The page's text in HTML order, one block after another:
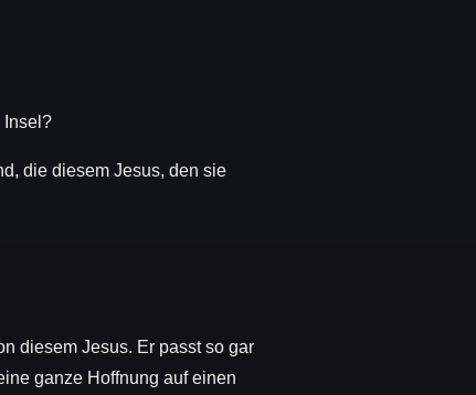
Insel?
die diesem Jesus, den sie
diesem Jesus. Er passt so gar
ganze Hoffnung auf einen